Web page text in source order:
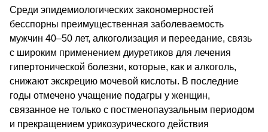
Среди эпидемиологических закономерностей
бесспорны преимущественная заболеваемость
мужчин 40–50 лет, алкоголизация и переедание, связь
с широким применением диуретиков для лечения
гипертонической болезни, которые, как и алкоголь,
снижают экскрецию мочевой кислоты. В последние
годы отмечено учащение подагры у женщин,
связанное не только с постменопаузальным периодом
и прекращением урикозурического действия